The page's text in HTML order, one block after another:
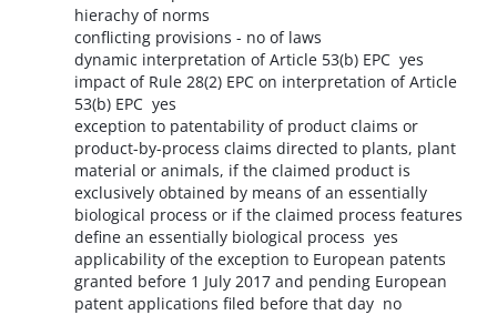
hierachy of norms
conflicting provisions - no of laws
dynamic interpretation of Article 53(b) EPC  yes
impact of Rule 28(2) EPC on interpretation of Article
53(b) EPC  yes
exception to patentability of product claims or
product-by-process claims directed to plants, plant
material or animals, if the claimed product is
exclusively obtained by means of an essentially
biological process or if the claimed process features
define an essentially biological process  yes
applicability of the exception to European patents
granted before 1 July 2017 and pending European
patent applications filed before that day  no